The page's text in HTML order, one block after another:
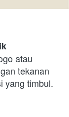
atau
tekanan
yang timbul.